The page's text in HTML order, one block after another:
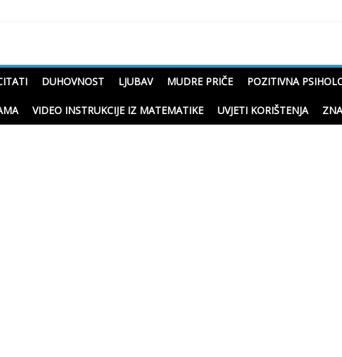
DUHOVNOST LJUBAV MUDRE PRIČE POZITIVNA
VIDEO INSTRUKCIJE IZ MATEMATIKE UVJETI KORIŠTENJA